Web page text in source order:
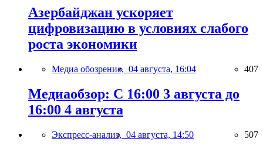
Азербайджан ускоряет
цифровизацию в условиях слабого
роста экономики
Медиа обозрение, 04 августа, 16:04 407
Медиаобзор: С 16:00 3 августа до
16:00 4 августа
Экспресс-анализ, 04 августа, 14:50 507